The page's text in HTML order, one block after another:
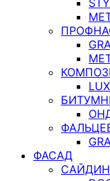
ФАСАД